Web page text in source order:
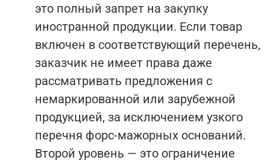
это полный запрет на закупку
иностранной продукции. Если товар
включен в соответствующий перечень,
заказчик не имеет права даже
рассматривать предложения с
немаркированной или зарубежной
продукцией, за исключением узкого
перечня форс-мажорных оснований.
Второй уровень — это ограничение